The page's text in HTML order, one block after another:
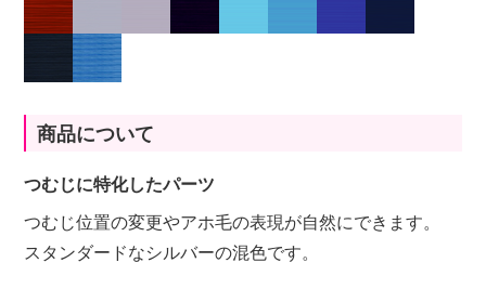
商品について
つむじに特化したパーツ
つむじ位置の変更やアホ毛の表現が自然にできます。
スタンダードなシルバーの混色です。